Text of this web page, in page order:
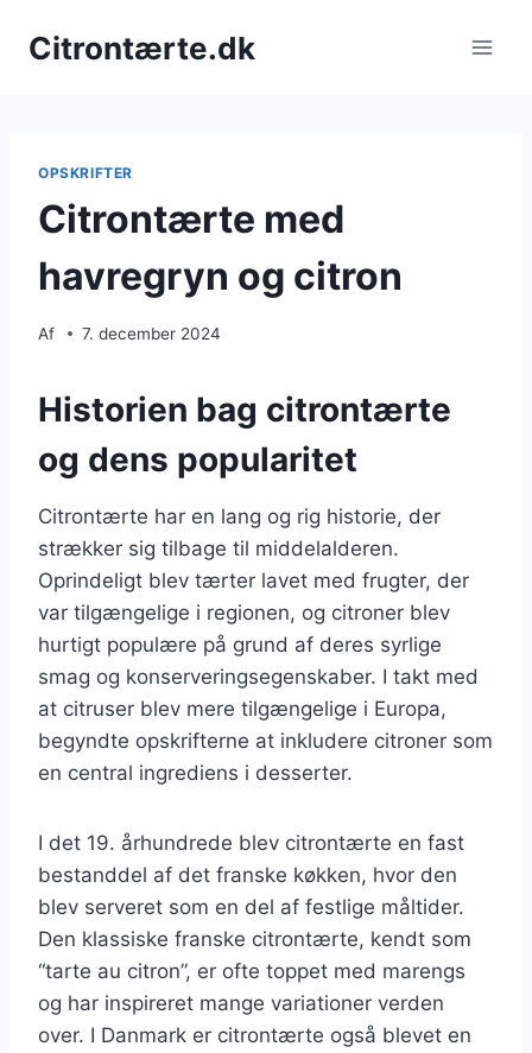
Citrontærte.dk
OPSKRIFTER
Citrontærte med
havregryn og citron
Af 7. december 2024
Historien bag citrontærte
og dens popularitet
Citrontærte har en lang og rig historie, der
strækker sig tilbage til middelalderen.
Oprindeligt blev tærter lavet med frugter, der
var tilgængelige i regionen, og citroner blev
hurtigt populære på grund af deres syrlige
smag og konserveringsegenskaber. I takt med
at citruser blev mere tilgængelige i Europa,
begyndte opskrifterne at inkludere citroner som
en central ingrediens i desserter.
I det 19. århundrede blev citrontærte en fast
bestanddel af det franske køkken, hvor den
blev serveret som en del af festlige måltider.
Den klassiske franske citrontærte, kendt som
“tarte au citron”, er ofte toppet med marengs
og har inspireret mange variationer verden
over. I Danmark er citrontærte også blevet en